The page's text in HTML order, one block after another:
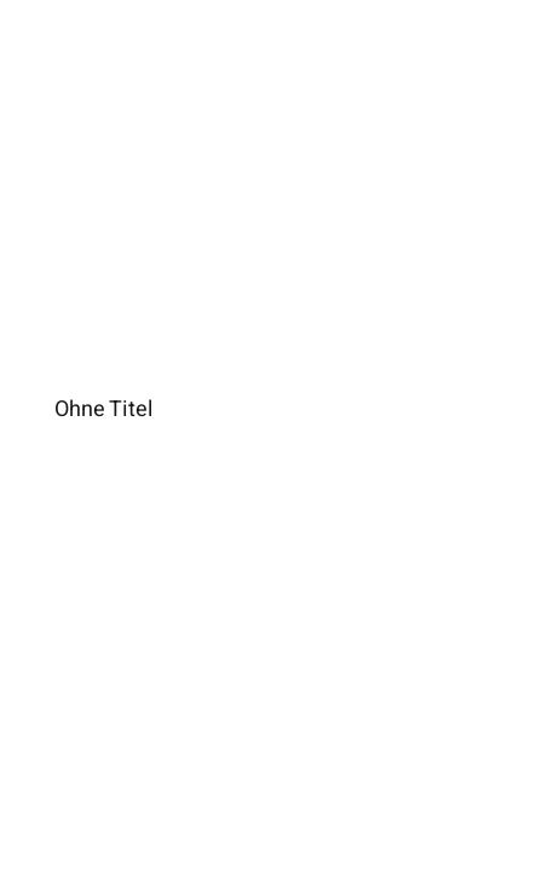
Ohne Titel